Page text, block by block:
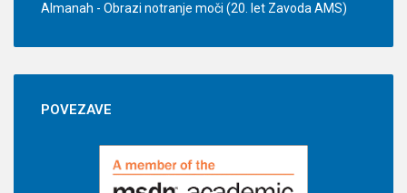
Almanah - Obrazi notranje moči (20. let Zavoda AMS)
POVEZAVE